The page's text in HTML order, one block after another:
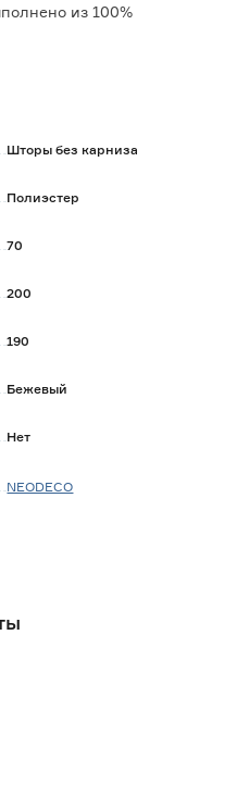
из 100%
на карнизе). Шторка
равномерные складки.
в комплектацию
кольца для
влажной губкой или
Шторы без карниза
Полиэстер
70
200
190
Бежевый
Нет
NEODECO